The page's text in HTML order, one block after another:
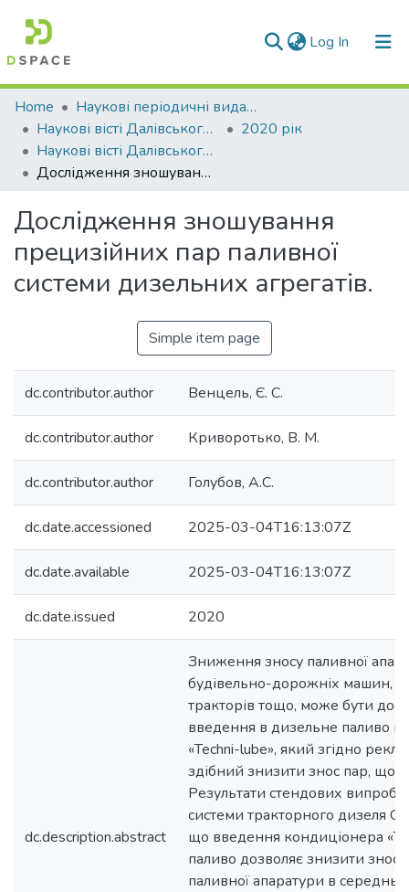
Log In (current)
Communities & Collections
All of DSpace
Statistics
Home
Наукові періодичні видання СНУ ім. В. Даля
Наукові вісті Далівського університету
2020 рік
Наукові вісті Далівського університету № 18
Дослідження зношування прецизійних пар паливної системи дизельних агрегатів.
Дослідження зношування
прецизійних пар паливної
системи дизельних агрегатів.
Simple item page
dc.contributor.author Венцель, Є. С.
dc.contributor.author Криворотько, В. М.
dc.contributor.author Голубов, А.С.
dc.date.accessioned 2025-03-04T16:13:07Z
dc.date.available 2025-03-04T16:13:07Z
dc.date.issued 2020
dc.description.abstract
Зниження зносу паливної
будівельно-дорожніх машин,
тракторів тощо, може бути
введення в дизельне паливо
«Теchni-lube», який згідно
здібний знизити знос пар, що
Результати стендових
системи тракторного дизеля
що введення кондиціонера
паливо дозволяє знизити знос
паливної апаратури в